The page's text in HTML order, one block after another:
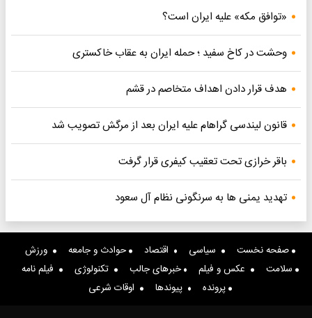
«توافق مکه» علیه ایران است؟
وحشت در کاخ سفید ؛ حمله ایران به عقاب خاکستری
هدف قرار دادن اهداف متخاصم در قشم
قانون لیندسی گراهام علیه ایران بعد از مرگش تصویب شد
باقر خرازی تحت تعقیب کیفری قرار گرفت
تهدید یمنی ها به سرنگونی نظام آل سعود
صفحه نخست سیاسی اقتصاد حوادث و جامعه
ورزش
سلامت
عکس و فیلم خبرهای جالب تکنولوژی
فیلم نامه
پرونده
پیوندها اوقات شرعی